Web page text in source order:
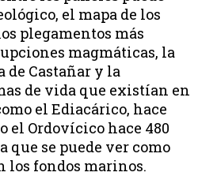
el mapa de los
plegamentos más
magmáticas, la
de Castañar y la
de vida que existían en
el Ediacárico, hace
el Ordovícico hace 480
que se puede ver como
los fondos marinos.